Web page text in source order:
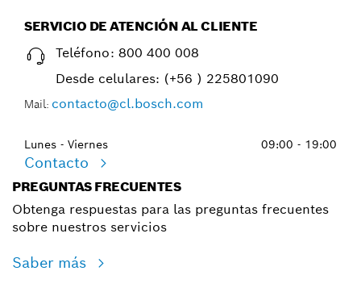
SERVICIO DE ATENCIÓN AL CLIENTE
Teléfono: 800 400 008
Desde celulares: (+56 ) 225801090
Mail: contacto@cl.bosch.com
Lunes - Viernes 09:00 - 19:00
Contacto
PREGUNTAS FRECUENTES
Obtenga respuestas para las preguntas frecuentes
sobre nuestros servicios
Saber más